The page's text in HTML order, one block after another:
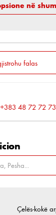
në
falas
+383 48 72 72 73
Çelës-kokë